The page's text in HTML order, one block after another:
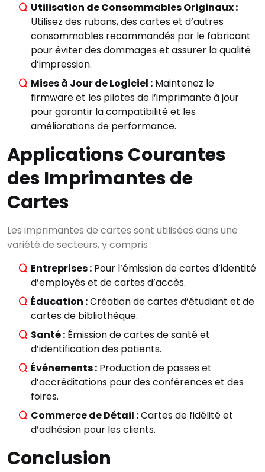
Rechercher
CATÉGORIES
Commencez à écrire
pour voir les résultats.
Utilisation de Consommables Originaux :
Utilisez des rubans, des cartes et d’autres
consommables recommandés par le fabricant
pour éviter des dommages et assurer la qualité
d’impression.
Mises à Jour de Logiciel : Maintenez le
firmware et les pilotes de l’imprimante à jour
pour garantir la compatibilité et les
améliorations de performance.
Applications Courantes
des Imprimantes de
Cartes
Les imprimantes de cartes sont utilisées dans une
variété de secteurs, y compris :
Entreprises : Pour l’émission de cartes d’identité
d’employés et de cartes d’accès.
Éducation :Création de cartes d’étudiant et de
cartes de bibliothèque.
Santé : Émission de cartes de santé et
d’identification des patients.
Événements : Production de passes et
d’accréditations pour des conférences et des
foires.
Commerce de Détail :Cartes de fidélité et
d’adhésion pour les clients.
Conclusion